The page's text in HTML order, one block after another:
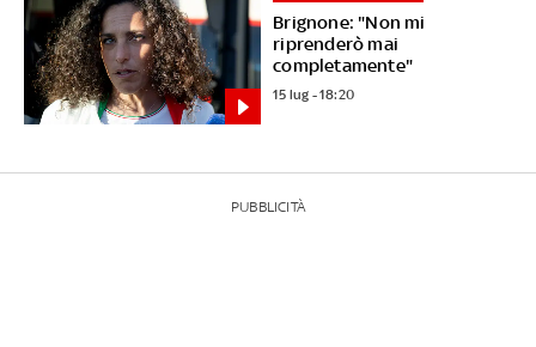
Brignone: "Non mi
riprenderò mai
completamente"
15 lug - 18:20
PUBBLICITÀ